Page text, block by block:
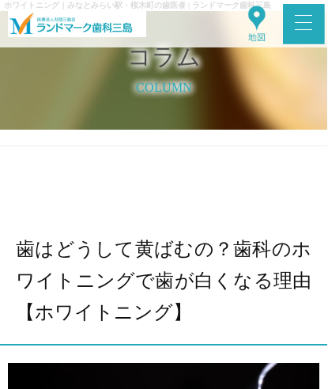
ホワイトニング｜みなとみらい駅・桜木町の歯医者 | ランドマーク歯科三島
コラム
COLUMN
歯はどうして黄ばむの？歯科のホ
ワイトニングで歯が白くなる理由
【ホワイトニング】